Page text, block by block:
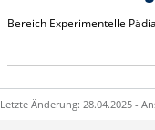
Bereich Experimentelle
Letzte Änderung: 28.04.2025 -